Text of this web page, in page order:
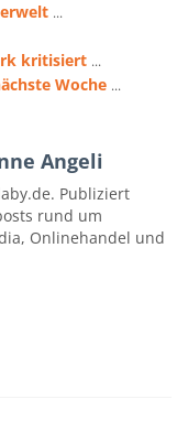
...
kritisiert ...
Woche ...
Angeli
Publiziert
rund um
Onlinehandel und